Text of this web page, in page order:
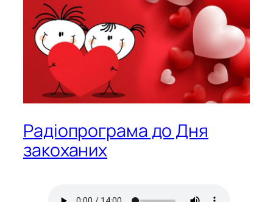
Радіопрограма до Дня
закоханих